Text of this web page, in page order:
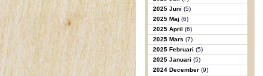
2025 Juni (5)
2025 Maj (6)
2025 April (6)
2025 Mars (7)
2025 Februari (5)
2025 Januari (5)
2024 December (9)